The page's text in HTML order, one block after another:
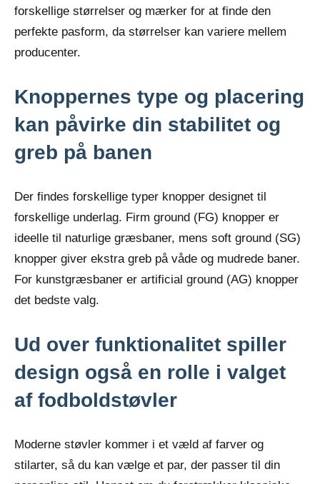
forskellige størrelser og mærker for at finde den
perfekte pasform, da størrelser kan variere mellem
producenter.
Knoppernes type og placering
kan påvirke din stabilitet og
greb på banen
Der findes forskellige typer knopper designet til
forskellige underlag. Firm ground (FG) knopper er
ideelle til naturlige græsbaner, mens soft ground (SG)
knopper giver ekstra greb på våde og mudrede baner.
For kunstgræsbaner er artificial ground (AG) knopper
det bedste valg.
Ud over funktionalitet spiller
design også en rolle i valget
af fodboldstøvler
Moderne støvler kommer i et væld af farver og
stilarter, så du kan vælge et par, der passer til din